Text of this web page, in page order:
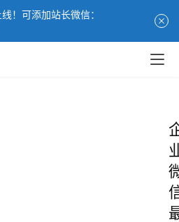
！可添加站长微信：